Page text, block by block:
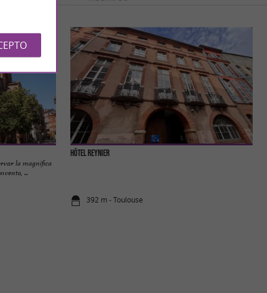
la magnífica
...
Hôtel Reynier
392 m - Toulouse